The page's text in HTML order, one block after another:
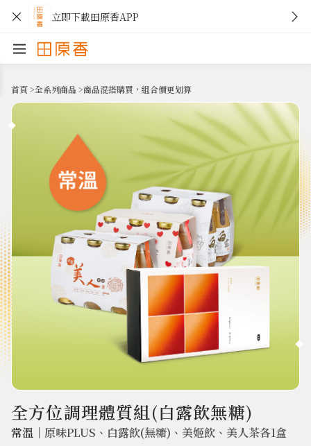
立即下載田原香APP
首頁>全系列商品 >商品混搭購買，組合價更划算
全方位調理體質組(白露飲無糖)
常溫｜ 原味PLUS、白露飲(無糖)、美姬飲、美人茶各1盒